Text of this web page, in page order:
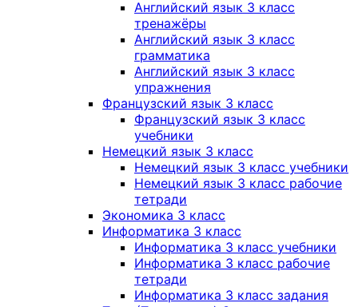
Английский язык 3 класс
тренажёры
Английский язык 3 класс
грамматика
Английский язык 3 класс
упражнения
Французский язык 3 класс
Французский язык 3 класс
учебники
Немецкий язык 3 класс
Немецкий язык 3 класс учебники
Немецкий язык 3 класс рабочие
тетради
Экономика 3 класс
Информатика 3 класс
Информатика 3 класс учебники
Информатика 3 класс рабочие
тетради
Информатика 3 класс задания